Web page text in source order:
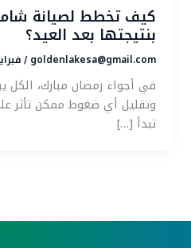
كيف تخطط لصيانة
بنتيجتها بعد العيد؟
goldenlakesa@gmail.com
/ فبراير
في أجواء رمضان مبارك، الكل
وتقليل أي ضغوط ممكن تأثر
تبدأ […]